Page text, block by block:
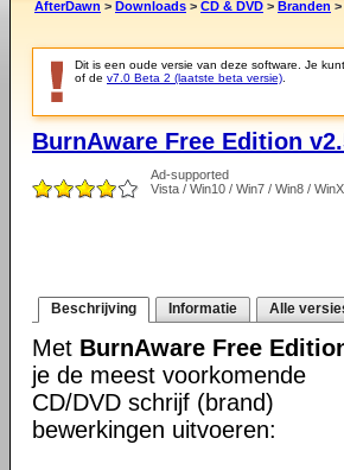
AfterDawn > Downloads > CD & DVD > Branden >
Dit is een oude versie van deze software. Je
of de v7.0 Beta 2 (laatste beta versie)
BurnAware Free Edition
Ad-supported
Vista / Win10 / Win7 / Win8 /
Beschrijving Informatie Alle
Met BurnAware Free
je de meest voorkomende
CD/DVD schrijf (brand)
bewerkingen uitvoeren: